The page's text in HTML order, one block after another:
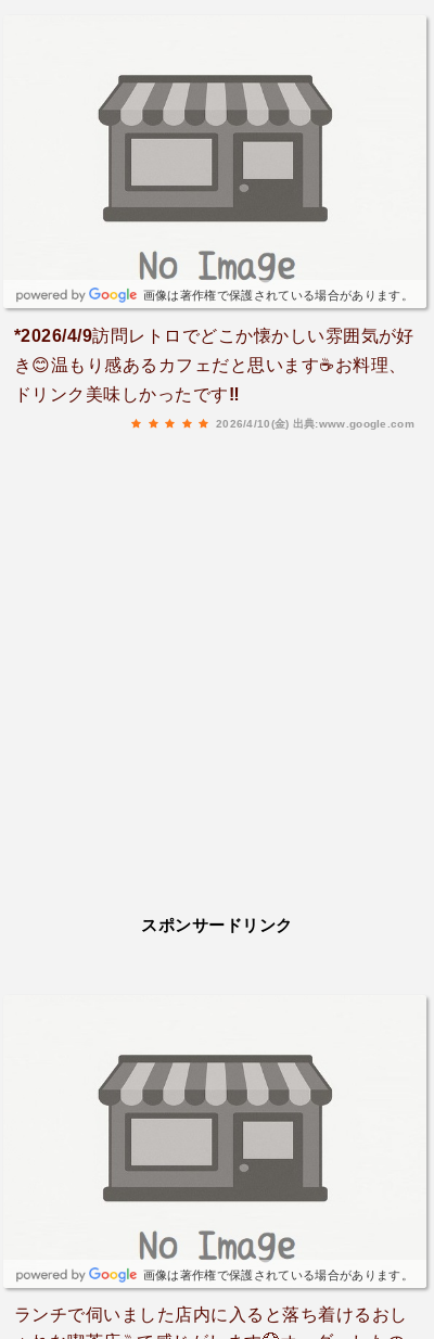
画像は著作権で保護されている場合があります。
*2026/4/9訪問レトロでどこか懐かしい雰囲気が好
き😊温もり感あるカフェだと思います☕️お料理、
ドリンク美味しかったです‼︎
2026/4/10(金) 出典:www.google.com
スポンサードリンク
画像は著作権で保護されている場合があります。
ランチで伺いました店内に入ると落ち着けるおし